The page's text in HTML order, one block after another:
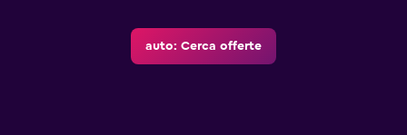
auto: Cerca offerte